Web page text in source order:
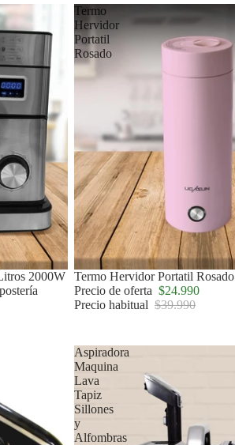
2000W
Termo
Hervidor
Portatil
Rosado
Oferta
Termo Hervidor Portatil Rosado
Precio de oferta $24.990
Precio habitual $39.990
Aspiradora
Maquina
Lava
Tapiz
Sillones
y
Alfombras